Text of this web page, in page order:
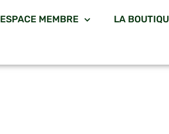
ESPACE MEMBRE LA